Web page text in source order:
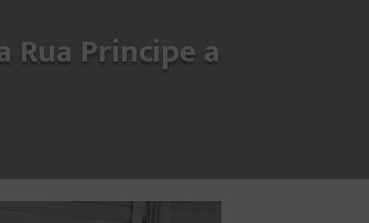
Rua Principe a